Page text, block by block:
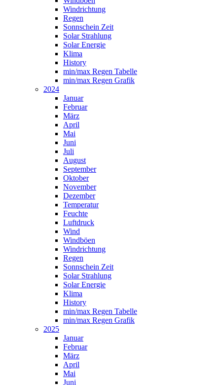
Windrichtung
Regen
Sonnschein Zeit
Solar Strahlung
Solar Energie
Klima
History
min/max Regen Tabelle
min/max Regen Grafik
2024
Januar
Februar
März
April
Mai
Juni
Juli
August
September
Oktober
November
Dezember
Temperatur
Feuchte
Luftdruck
Wind
Windböen
Windrichtung
Regen
Sonnschein Zeit
Solar Strahlung
Solar Energie
Klima
History
min/max Regen Tabelle
min/max Regen Grafik
2025
Januar
Februar
März
April
Mai
Juni